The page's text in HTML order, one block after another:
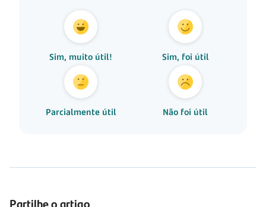
Sim, muito útil! Sim, foi útil
Parcialmente útil Não foi útil
Partilhe o artigo